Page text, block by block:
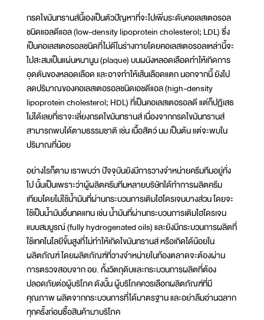
กรดไขมันทรานส์นี้เองเป็นตัวปัญหาที่จะไปเพิ่มระดับคอเลสเตอรอล
ชนิดแอลดีแอล (low-density lipoprotein cholesterol; LDL) ซึ่ง
เป็นคอเลสเตอรอลชนิดที่ไม่ดีในร่างกายโดยคอเลสเตอรอลเหล่านี้จะ
ไปสะสมเป็นแผ่นหนานูน (plaque) บนผนังหลอดเลือดทำให้เกิดการ
อุดตันของหลอดเลือด และอาจทำให้เส้นเลือดแตก นอกจากนี้ ยังไป
ลดปริมาณของคอเลสเตอรอลชนิดเอชดีแอล (high-density
lipoprotein cholesterol; HDL) ที่เป็นคอเลสเตอรอลดี แต่ก็ปฏิเสธ
ไม่ได้เลยที่เราจะเลี่ยงกรดไขมันทรานส์ เนื่องจากกรดไขมันทรานส์
สามารถพบได้ตามธรรมชาติ เช่น เนื้อสัตว์ นม เป็นต้น แต่จะพบใน
ปริมาณที่น้อย
อย่างไรก็ตาม เราพบว่า ปัจจุบันยังมีการวางจำหน่ายครีมทีมอยู่ทั่ง
ไป นั้นเป็นเพราะว่าผู้ผลิตครีมทีมหลายบริษัทได้ทำการผลิตครีม
เทียมโดยไม่ใช้น้ำมันที่ผ่านกระบวนการเติมไฮโดรเจนบางส่วน โดยจะ
ใช้เป็นน้ำมันอื่นทดแทน เช่น น้ำมันที่ผ่านกระบวนการเติมไฮโดรเจน
แบบสมบูรณ์ (fully hydrogenated oils) และยังมีกระบวนการผลิตที่
ใช้เทคโนโลยีขั้นสูงที่ไม่ทำให้เกิดไขมันทรานส์ หรือเกิดได้น้อยใน
ผลิตภัณฑ์ โดยผลิตภัณฑ์ที่วางจำหน่ายในท้องตลาดจะต้องผ่าน
การตรวจสอบจาก อย. ทั้งวัตถุดิบและกระบวนการผลิตที่ต้อง
ปลอดภัยต่อผู้บริโภค ดังนั้น ผู้บริโภคควรเลือกผลิตภัณฑ์ที่มี
คุณภาพ ผลิตจากกระบวนการที่ได้มาตรฐาน และอย่าลืมอ่านฉลาก
ทุกครั้งก่อนซื้อสินค้ามาบริโภค